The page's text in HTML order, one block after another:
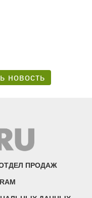
новость
ПРОДАЖ